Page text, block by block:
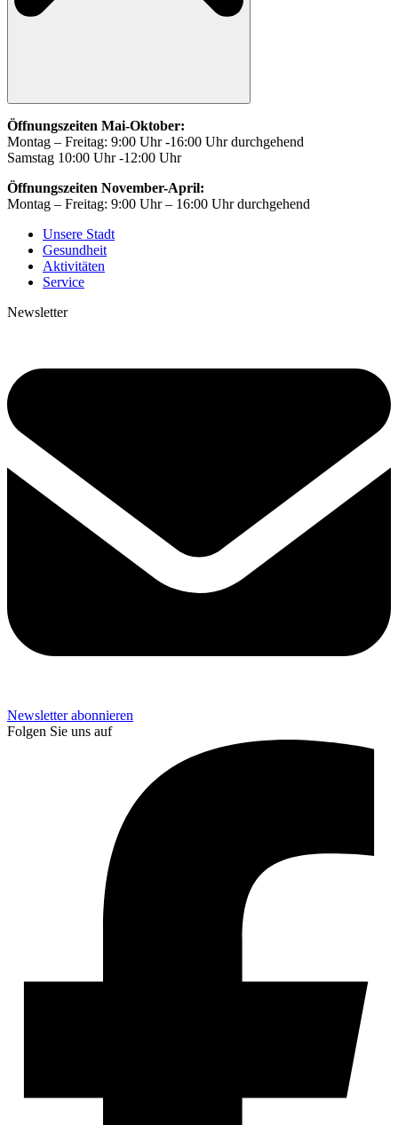
Öffnungszeiten Mai-Oktober:
Montag – Freitag: 9:00 Uhr -16:00 Uhr durchgehend
Samstag 10:00 Uhr -12:00 Uhr
Öffnungszeiten November-April:
Montag – Freitag: 9:00 Uhr – 16:00 Uhr durchgehend
Unsere Stadt
Gesundheit
Aktivitäten
Service
Newsletter
Newsletter abonnieren
Folgen Sie uns auf